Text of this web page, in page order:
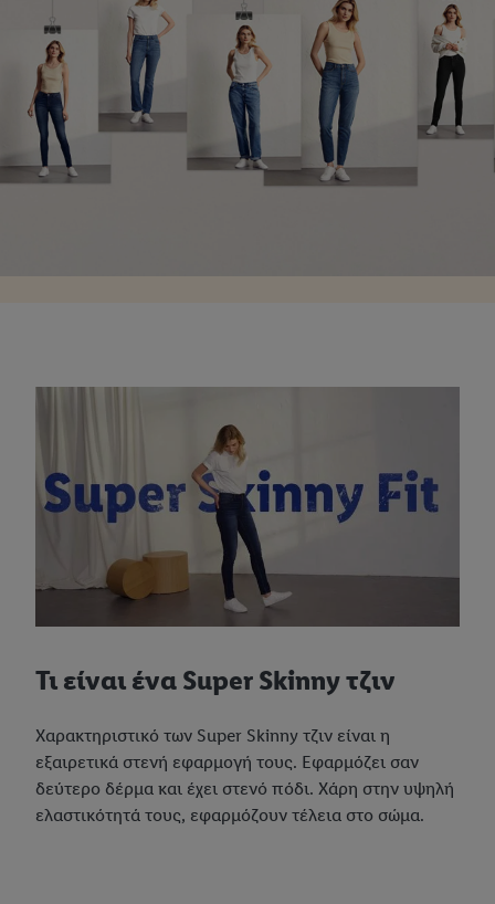
Τι είναι ένα Super Skinny τζιν
Χαρακτηριστικό των Super Skinny τζιν είναι η
εξαιρετικά στενή εφαρμογή τους. Eφαρμόζει σαν
δεύτερο δέρμα και έχει στενό πόδι. Χάρη στην υψηλή
ελαστικότητά τους, εφαρμόζουν τέλεια στο σώμα.